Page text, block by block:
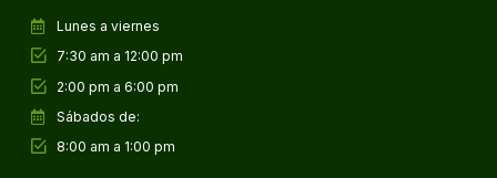
Lunes a viernes
7:30 am a 12:00 pm
2:00 pm a 6:00 pm
Sábados de:
8:00 am a 1:00 pm